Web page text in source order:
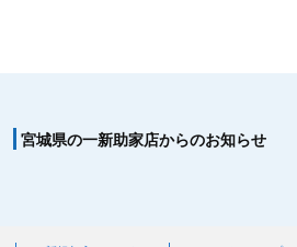
宮城県の一新助家店からのお知らせ